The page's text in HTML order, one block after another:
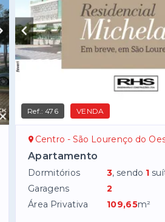
Ref.:476 VENDA
Centro - São Lourenço do
Apartamento
Dormitórios 3, sendo 1
Garagens
2
Área Privativa
109,65m²